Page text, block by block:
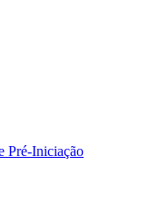
Pré-Iniciação